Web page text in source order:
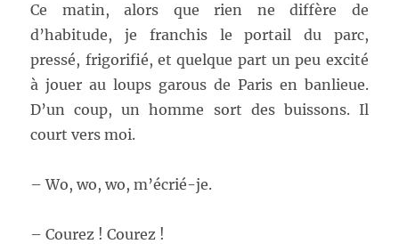
Ce matin, alors que rien ne diffère de
d’habitude, je franchis le portail du parc,
pressé, frigorifié, et quelque part un peu excité
à jouer au loups garous de Paris en banlieue.
D’un coup, un homme sort des buissons. Il
court vers moi.
– Wo, wo, wo, m’écrié-je.
– Courez ! Courez !